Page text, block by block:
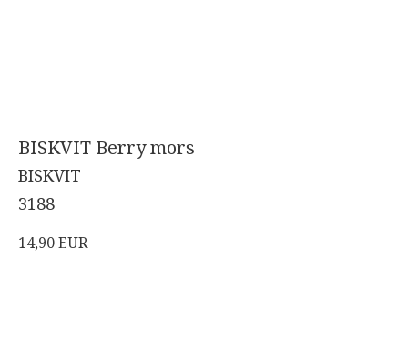
BISKVIT Berry mors
BISKVIT
3188
14,90EUR